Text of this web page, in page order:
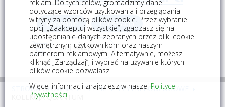
logowanie rejestracja
Mój koszyk (0)
STRONA GŁÓWNA PŁYTKI
PŁYTKI PODŁOGOWE
KOLEKCJA QUANTUM
reklam. Do tych celów, gromadzimy dane
dotyczące wzorców użytkowania i przeglądania
witryny za pomocą plików cookie. Przez wybranie
opcji „Zaakceptuj wszystkie”, zgadzasz się na
udostępnianie danych zebranych przez pliki cookie
zewnętrznym użytkownikom oraz naszym
partnerom reklamowym. Alternatywnie, możesz
kliknąć „Zarządzaj”, i wybrać na używanie których
plików cookie pozwalasz.
Więcej informacji znajdziesz w naszej Polityce
Prywatności.